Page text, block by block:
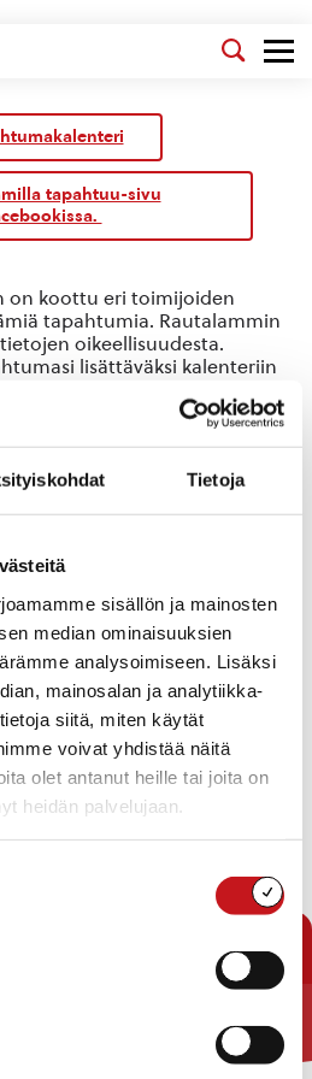
Tietoja
sisällön ja mainosten
median ominaisuuksien
analysoimiseen. Lisäksi
mainosalan ja analytiikka-
siitä, miten käytät
voivat yhdistää näitä
olet antanut heille tai joita on
heidän palvelujaan.
tapahtuu-sivu
« Kaikki Tapahtumat
Seuraavat
kalenteriin
on koottu eri toimijoiden
tapahtumia. Rautalammin
oikeellisuudesta.
lisättäväksi kalenteriin